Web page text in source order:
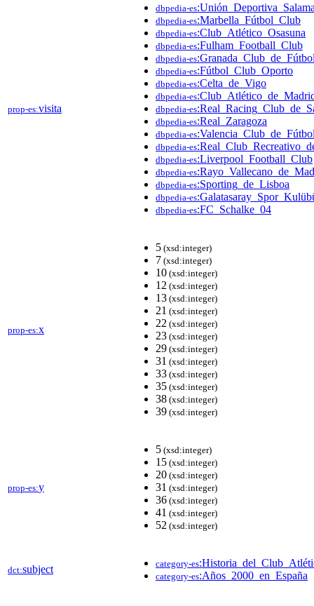
prop-es:visita
dbpedia-es
dbpedia-es:Marbella_Fútbol_Club
dbpedia-es:Club_Atlético_Osasuna
dbpedia-es:Fulham_Football_Club
dbpedia-es
dbpedia-es:Fútbol_Club_Oporto
dbpedia-es:Celta_de_Vigo
dbpedia-es
dbpedia-es
dbpedia-es:Real_Zaragoza
dbpedia-es
dbpedia-es
dbpedia-es:Liverpool_Football_Club
dbpedia-es
dbpedia-es:Sporting_de_Lisboa
dbpedia-es
dbpedia-es:FC_Schalke_04
prop-es:x
5 (xsd:integer)
7 (xsd:integer)
10 (xsd:integer)
12 (xsd:integer)
13 (xsd:integer)
21 (xsd:integer)
22 (xsd:integer)
23 (xsd:integer)
29 (xsd:integer)
31 (xsd:integer)
33 (xsd:integer)
35 (xsd:integer)
38 (xsd:integer)
39 (xsd:integer)
prop-es:y
5 (xsd:integer)
15 (xsd:integer)
20 (xsd:integer)
31 (xsd:integer)
36 (xsd:integer)
41 (xsd:integer)
52 (xsd:integer)
dct:subject category-es
category-es:Años_2000_en_España